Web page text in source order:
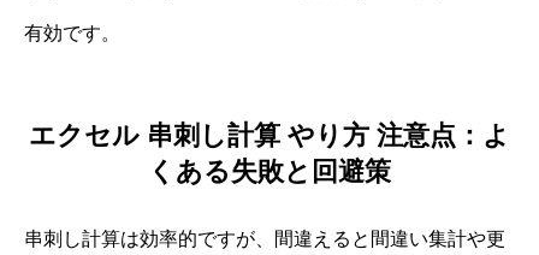
有効です。
エクセル 串刺し計算 やり方 注意点：よ
くある失敗と回避策
串刺し計算は効率的ですが、間違えると間違い集計や更